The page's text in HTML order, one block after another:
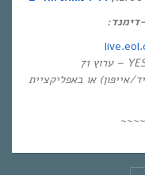
דימנד: